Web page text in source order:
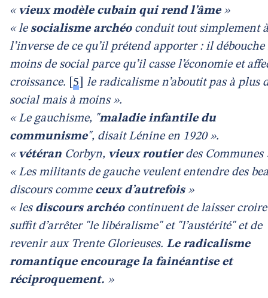
« vieux modèle cubain qui rend l’âme»
« le socialisme archéoconduit tout simplement à
l’inverse de ce qu’il prétend apporter : il débouche
moins de social parce qu’il casse l’économie et
croissance.
5
le radicalisme n’aboutit pas à plus
social mais à moins ».
« Le gauchisme, "maladie infantile du
communisme", disait Lénine en 1920 ».
« vétéran Corbyn, vieux routierdes Communes
« Les militants de gauche veulent entendre des
discours comme ceux d’autrefois»
« les discours archéo continuent de laisser croire
suffit d’arrêter "le libéralisme" et "l’austérité" et de
revenir aux Trente Glorieuses. Le radicalisme
romantique encourage la fainéantise et
réciproquement. »